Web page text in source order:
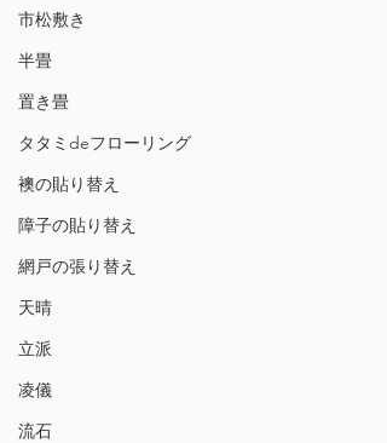
市松敷き
半畳
置き畳
タタミdeフローリング
襖の貼り替え
障子の貼り替え
網戸の張り替え
天晴
立派
凌儀
流石